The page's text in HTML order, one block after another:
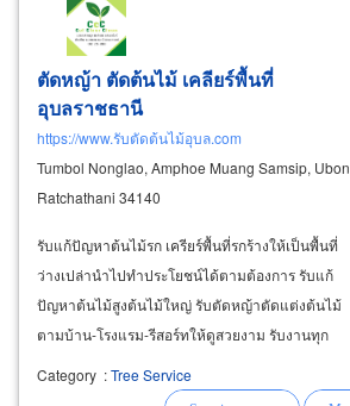
ตัดหญ้า ตัดต้นไม้ เคลียร์พื้นที่
อุบลราชธานี
https://www.รับตัดต้นไม้อุบล.com
Tumbol Nonglao, Amphoe Muang Samsip, Ubon
Ratchathani 34140
รับแก้ปัญหาต้นไม้รก เครียร์พื้นที่รกร้างให้เป็นพื้นที่
ว่างเปล่านำไปทำประโยชน์ได้ตามต้องการ รับแก้
ปัญหาต้นไม้สูงต้นไม้ใหญ่ รับตัดหญ้าตัดแต่งต้นไม้
ตามบ้าน-โรงแรม-รีสอร์ทให้ดูสวยงาม รับงานทุก
และจังหวัดอำนาจเจริญ รับเคลียร์พื้นที่ป่ารกร้าง
Category :Tree Service